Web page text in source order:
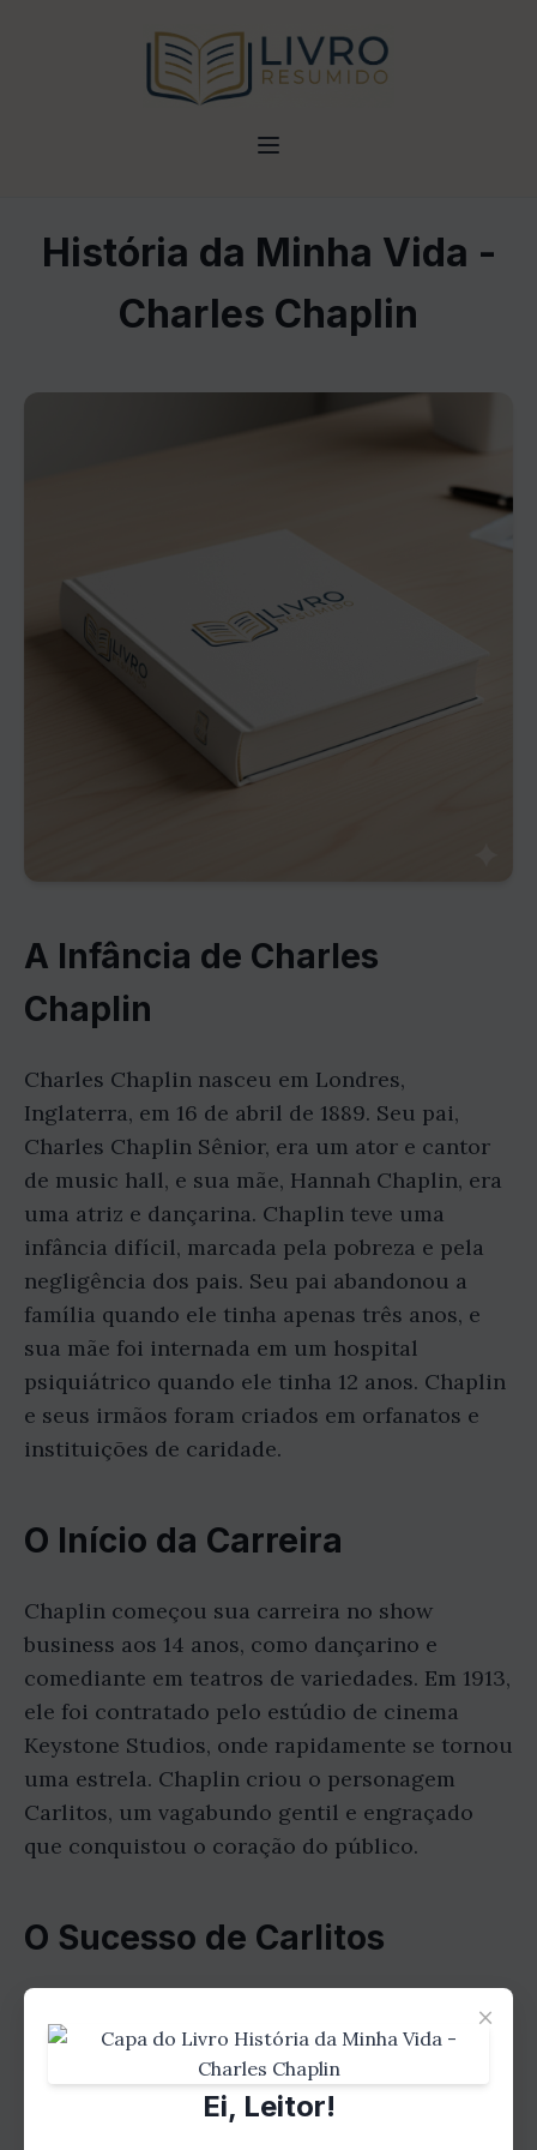
História da Minha Vida -
Charles Chaplin
A Infância de Charles
Chaplin
Charles Chaplin nasceu em Londres,
Inglaterra, em 16 de abril de 1889. Seu pai,
Charles Chaplin Sênior, era um ator e cantor
de music hall, e sua mãe, Hannah Chaplin, era
uma atriz e dançarina. Chaplin teve uma
infância difícil, marcada pela pobreza e pela
negligência dos pais. Seu pai abandonou a
família quando ele tinha apenas três anos, e
sua mãe foi internada em um hospital
psiquiátrico quando ele tinha 12 anos. Chaplin
e seus irmãos foram criados em orfanatos e
instituições de caridade.
O Início da Carreira
Chaplin começou sua carreira no show
business aos 14 anos, como dançarino e
comediante em teatros de variedades. Em 1913,
ele foi contratado pelo estúdio de cinema
Keystone Studios, onde rapidamente se tornou
uma estrela. Chaplin criou o personagem
Carlitos, um vagabundo gentil e engraçado
que conquistou o coração do público.
O Sucesso de Carlitos
sucesso para o Keystone Studios, incluindo "O
Vagabundo" (1915), "O Imigrante" (1917) e "O
Garoto" (1921). Em 1919, ele fundou sua própria
×
Ei, Leitor!